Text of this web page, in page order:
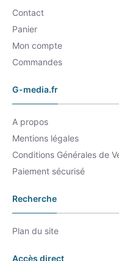
Contact
Panier
Mon compte
Commandes
G-media.fr
A propos
Mentions légales
Conditions Générales de
Paiement sécurisé
Recherche
Plan du site
Accès direct